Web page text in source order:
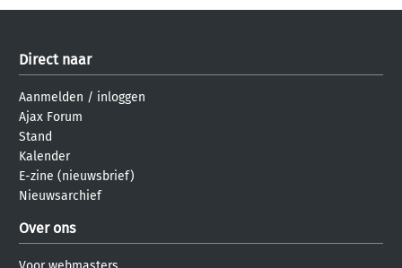
Direct naar
Aanmelden / inloggen
Ajax Forum
Stand
Kalender
E-zine (nieuwsbrief)
Nieuwsarchief
Over ons